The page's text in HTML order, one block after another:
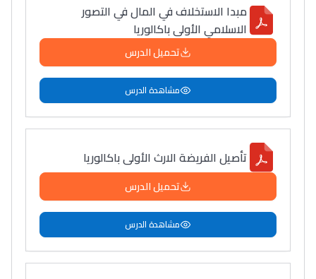
مبدا الاستخلاف في المال في التصور
الاسلامي الأولى باكالوريا
تحميل الدرس
مشاهدة الدرس
تأصیل الفریضة الارث الأولى باكالوريا
تحميل الدرس
مشاهدة الدرس